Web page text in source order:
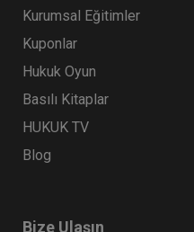
Kurumsal Eğitimler
Kuponlar
Hukuk Oyun
Basılı Kitaplar
HUKUK TV
Blog
Bize Ulaşın